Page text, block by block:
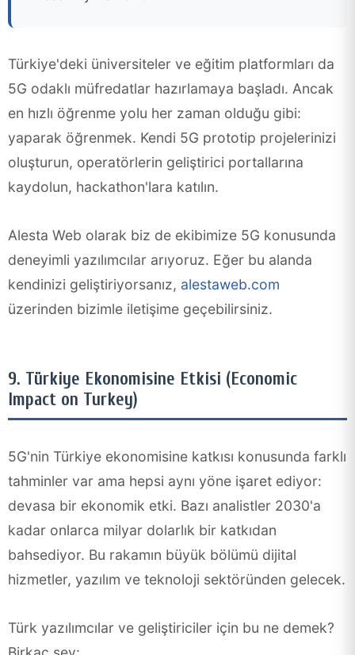
Türkiye'deki üniversiteler ve eğitim platformları da
5G odaklı müfredatlar hazırlamaya başladı. Ancak
en hızlı öğrenme yolu her zaman olduğu gibi:
yaparak öğrenmek. Kendi 5G prototip projelerinizi
oluşturun, operatörlerin geliştirici portallarına
kaydolun, hackathon'lara katılın.
Alesta Web olarak biz de ekibimize 5G konusunda
deneyimli yazılımcılar arıyoruz. Eğer bu alanda
kendinizi geliştiriyorsanız, alestaweb.com
üzerinden bizimle iletişime geçebilirsiniz.
9. Türkiye Ekonomisine Etkisi (Economic
Impact on Turkey)
5G'nin Türkiye ekonomisine katkısı konusunda farklı
tahminler var ama hepsi aynı yöne işaret ediyor:
devasa bir ekonomik etki. Bazı analistler 2030'a
kadar onlarca milyar dolarlık bir katkıdan
bahsediyor. Bu rakamın büyük bölümü dijital
hizmetler, yazılım ve teknoloji sektöründen gelecek.
Türk yazılımcılar ve geliştiriciler için bu ne demek?